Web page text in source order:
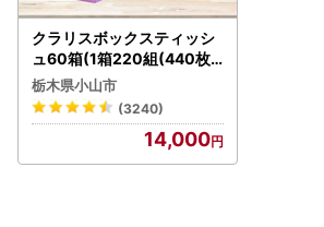
クラリスボックスティッシ
ュ60箱(1箱220組(440枚))
(5個入り×12セット)【配送
不可地域：離島・沖縄県】
【1256759】
栃木県小山市
(3240)
14,000